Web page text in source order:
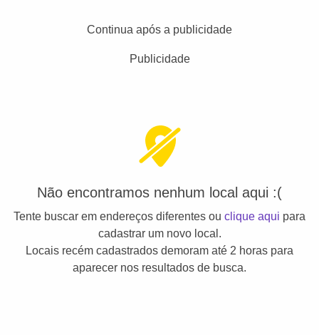
Continua após a publicidade
Publicidade
Não encontramos nenhum local aqui :(
Tente buscar em endereços diferentes ou clique aqui para
cadastrar um novo local.
Locais recém cadastrados demoram até 2 horas para
aparecer nos resultados de busca.